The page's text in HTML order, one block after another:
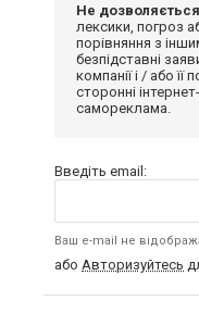
Не
лексики, погроз
порівняння з
безпідставні
компанії і / або
сторонні
самореклама.
Введіть email:
Ваш e-mail не
або Авторизуйтесь